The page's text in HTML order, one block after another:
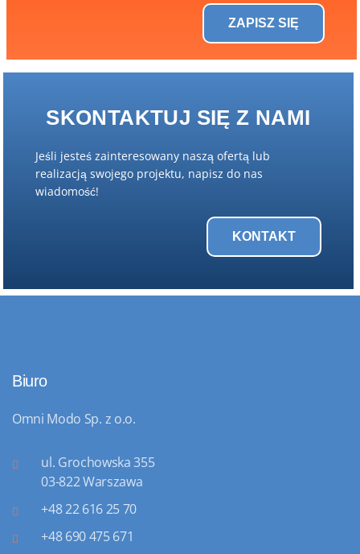
ZAPISZ SIĘ
SKONTAKTUJ SIĘ Z NAMI
Jeśli jesteś zainteresowany naszą ofertą lub
realizacją swojego projektu, napisz do nas
wiadomość!
KONTAKT
Biuro
Omni Modo Sp. z o.o.
ul. Grochowska 355
03-822 Warszawa
+48 22 616 25 70
+48 690 475 671